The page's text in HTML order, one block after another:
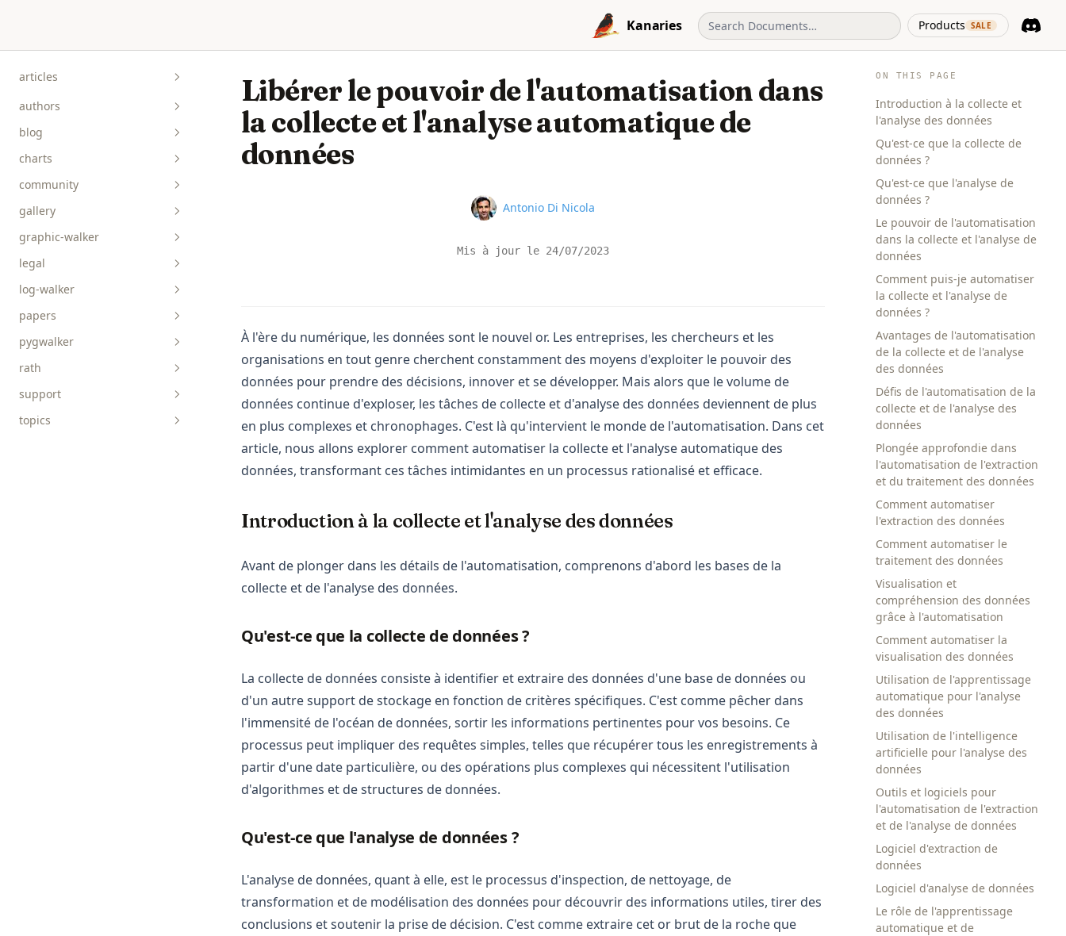
Kanaries
Products SALE
(opens in
articles
authors
blog
charts
community
gallery
bar__box__rect
line__area
pie__tick__other
scatterplot__heatmap
graphic-walker
api-reference
data-viz
guides
legal
log-walker
papers
pygwalker
api-reference
faq
tutorials
rath
connect-data
discover-causals
support
topics
ON THIS PAGE
Introduction à la collecte et
l'analyse des données
Qu'est-ce que la collecte de
données ?
Qu'est-ce que l'analyse de
données ?
Le pouvoir de l'automatisation
dans la collecte et l'analyse de
données
Comment puis-je automatiser
la collecte et l'analyse de
données ?
Avantages de l'automatisation
de la collecte et de l'analyse
des données
Défis de l'automatisation de la
collecte et de l'analyse des
données
Plongée approfondie dans
l'automatisation de l'extraction
et du traitement des données
Comment automatiser
l'extraction des données
Comment automatiser le
traitement des données
Visualisation et
compréhension des données
grâce à l'automatisation
Comment automatiser la
visualisation des données
Utilisation de l'apprentissage
automatique pour l'analyse
des données
Utilisation de l'intelligence
artificielle pour l'analyse des
données
Outils et logiciels pour
l'automatisation de l'extraction
et de l'analyse de données
Logiciel d'extraction de
données
Logiciel d'analyse de données
Le rôle de l'apprentissage
automatique et de
Libérer le pouvoir de l'automatisation dans
la collecte et l'analyse automatique de
données
Name
Antonio Di Nicola
Mis à jour le 24/07/2023
À l'ère du numérique, les données sont le nouvel or. Les entreprises, les chercheurs et les
organisations en tout genre cherchent constamment des moyens d'exploiter le pouvoir des
données pour prendre des décisions, innover et se développer. Mais alors que le volume de
données continue d'exploser, les tâches de collecte et d'analyse des données deviennent de plus
en plus complexes et chronophages. C'est là qu'intervient le monde de l'automatisation. Dans cet
article, nous allons explorer comment automatiser la collecte et l'analyse automatique des
données, transformant ces tâches intimidantes en un processus rationalisé et efficace.
Introduction à la collecte et l'analyse des données
Avant de plonger dans les détails de l'automatisation, comprenons d'abord les bases de la
collecte et de l'analyse des données.
Qu'est-ce que la collecte de données ?
La collecte de données consiste à identifier et extraire des données d'une base de données ou
d'un autre support de stockage en fonction de critères spécifiques. C'est comme pêcher dans
l'immensité de l'océan de données, sortir les informations pertinentes pour vos besoins. Ce
processus peut impliquer des requêtes simples, telles que récupérer tous les enregistrements à
partir d'une date particulière, ou des opérations plus complexes qui nécessitent l'utilisation
d'algorithmes et de structures de données.
Qu'est-ce que l'analyse de données ?
L'analyse de données, quant à elle, est le processus d'inspection, de nettoyage, de
transformation et de modélisation des données pour découvrir des informations utiles, tirer des
conclusions et soutenir la prise de décision. C'est comme extraire cet or brut de la roche que